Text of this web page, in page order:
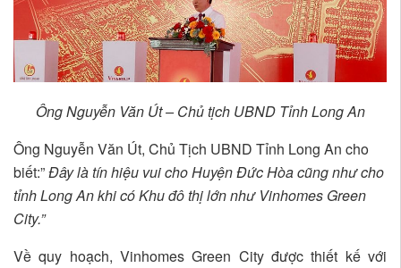
Ông Nguyễn Văn Út – Chủ tịch UBND Tỉnh Long An
Ông Nguyễn Văn Út, Chủ Tịch UBND Tỉnh Long An cho
biết:”Đây là tín hiệu vui cho Huyện Đức Hòa cũng như cho
tỉnh Long An khi có Khu đô thị lớn như Vinhomes Green
City.”
Về quy hoạch, Vinhomes Green City được thiết kế với